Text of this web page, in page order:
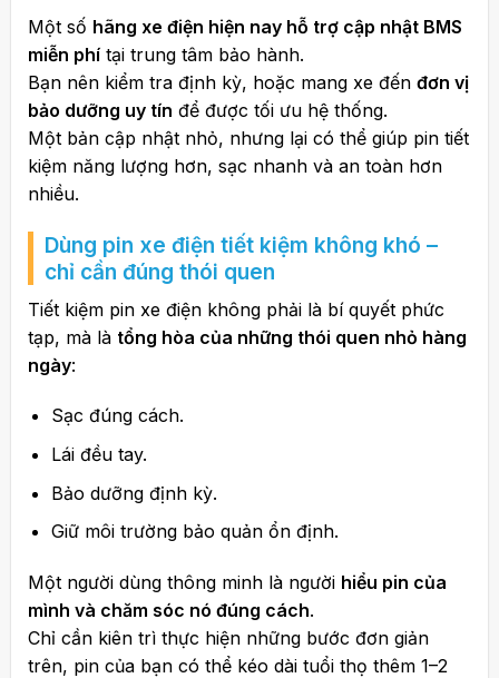
Một số hãng xe điện hiện nay hỗ trợ cập nhật BMS
miễn phítại trung tâm bảo hành.
Bạn nên kiểm tra định kỳ, hoặc mang xe đến đơn vị
bảo dưỡng uy tín để được tối ưu hệ thống.
Một bản cập nhật nhỏ, nhưng lại có thể giúp pin tiết
kiệm năng lượng hơn, sạc nhanh và an toàn hơn
nhiều.
Dùng pin xe điện tiết kiệm không khó –
chỉ cần đúng thói quen
Tiết kiệm pin xe điện không phải là bí quyết phức
tạp, mà là tổng hòa của những thói quen nhỏ hàng
ngày:
Sạc đúng cách.
Lái đều tay.
Bảo dưỡng định kỳ.
Giữ môi trường bảo quản ổn định.
Một người dùng thông minh là người hiểu pin của
mình và chăm sóc nó đúng cách.
Chỉ cần kiên trì thực hiện những bước đơn giản
trên, pin của bạn có thể kéo dài tuổi thọ thêm 1–2